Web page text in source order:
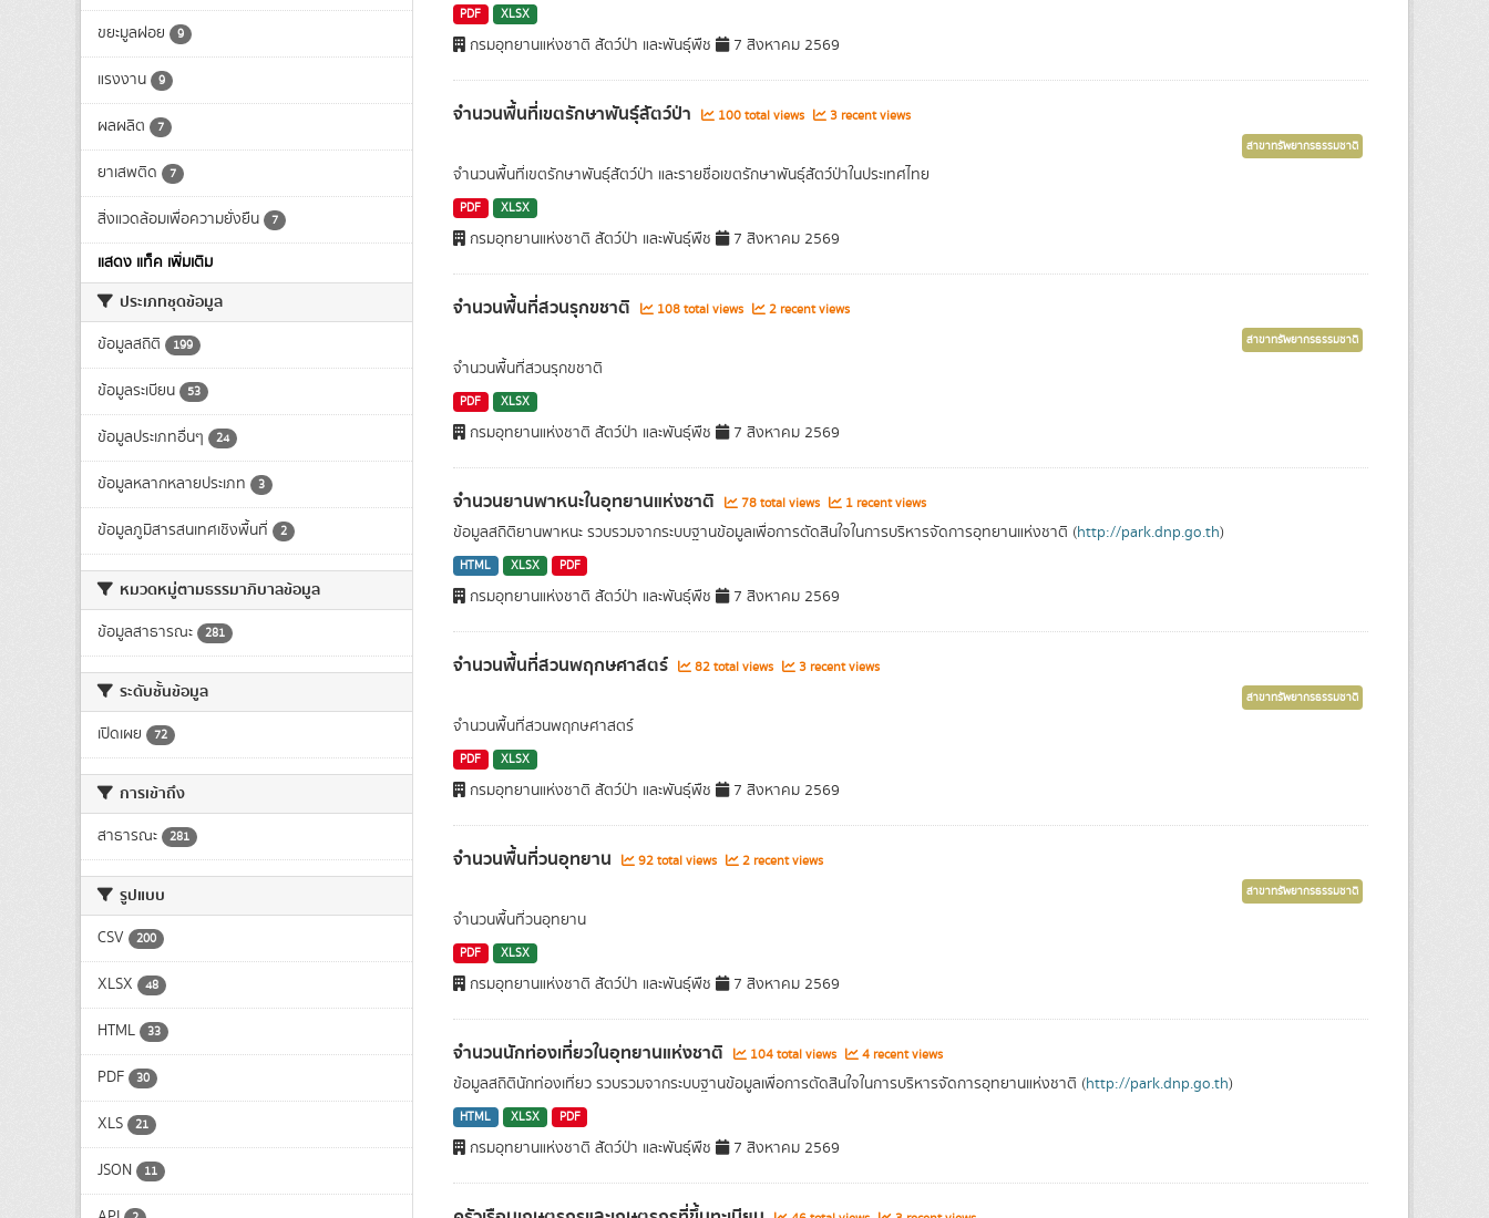
ขยะมูลฝอย 9
แรงงาน 9
ผลผลิต 7
ยาเสพติด 7
สิ่งแวดล้อมเพื่อความยั่งยืน 7
แสดง แท็ค เพิ่มเติม
ประเภทชุดข้อมูล
ข้อมูลสถิติ 199
ข้อมูลระเบียน 53
ข้อมูลประเภทอื่นๆ 24
ข้อมูลหลากหลายประเภท 3
ข้อมูลภูมิสารสนเทศเชิงพื้นที่ 2
หมวดหมู่ตามธรรมาภิบาลข้อมูล
ข้อมูลสาธารณะ 281
ระดับชั้นข้อมูล
เปิดเผย 72
การเข้าถึง
สาธารณะ 281
รูปแบบ
CSV 200
XLSX 48
HTML 33
PDF 30
XLS 21
JSON 11
PDF XLSX
กรมอุทยานแห่งชาติ สัตว์ป่า และพันธุ์พืช 7 สิงหาคม 2569
จำนวนพื้นที่เขตรักษาพันธุ์สัตว์ป่า 100 total views 3 recent views
สาขาทรัพยากรธรรมชาติ
จำนวนพื้นที่เขตรักษาพันธุ์สัตว์ป่า และรายชื่อเขตรักษาพันธุ์สัตว์ป่าในประเทศไทย
PDF XLSX
กรมอุทยานแห่งชาติ สัตว์ป่า และพันธุ์พืช 7 สิงหาคม 2569
จำนวนพื้นที่สวนรุกขชาติ 108 total views 2 recent views
สาขาทรัพยากรธรรมชาติ
จำนวนพื้นที่สวนรุกขชาติ
PDF XLSX
กรมอุทยานแห่งชาติ สัตว์ป่า และพันธุ์พืช 7 สิงหาคม 2569
จำนวนยานพาหนะในอุทยานแห่งชาติ 78 total views 1 recent views
ข้อมูลสถิติยานพาหนะ รวบรวมจากระบบฐานข้อมูลเพื่อการตัดสินใจในการบริหารจัดการอุทยานแห่งชาติ (http://park.dnp.go.th)
HTML XLSX PDF
กรมอุทยานแห่งชาติ สัตว์ป่า และพันธุ์พืช 7 สิงหาคม 2569
จำนวนพื้นที่สวนพฤกษศาสตร์ 82 total views 3 recent views
สาขาทรัพยากรธรรมชาติ
จำนวนพื้นที่สวนพฤกษศาสตร์
PDF XLSX
กรมอุทยานแห่งชาติ สัตว์ป่า และพันธุ์พืช 7 สิงหาคม 2569
จำนวนพื้นที่วนอุทยาน 92 total views 2 recent views
สาขาทรัพยากรธรรมชาติ
จำนวนพื้นที่วนอุทยาน
PDF XLSX
กรมอุทยานแห่งชาติ สัตว์ป่า และพันธุ์พืช 7 สิงหาคม 2569
จำนวนนักท่องเที่ยวในอุทยานแห่งชาติ 104 total views 4 recent views
ข้อมูลสถิตินักท่องเที่ยว รวบรวมจากระบบฐานข้อมูลเพื่อการตัดสินใจในการบริหารจัดการอุทยานแห่งชาติ (http://park.dnp.go.th)
HTML XLSX PDF
กรมอุทยานแห่งชาติ สัตว์ป่า และพันธุ์พืช 7 สิงหาคม 2569